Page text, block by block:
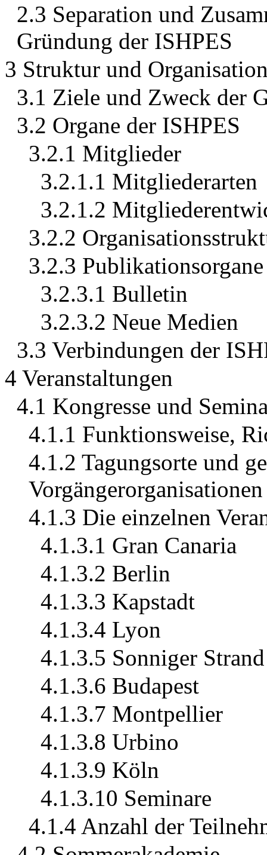
2.3 Separation und
Gründung der ISHPES
3 Struktur und
3.1 Ziele und Zweck der
3.2 Organe der ISHPES
3.2.1 Mitglieder
3.2.1.1 Mitgliederarten
3.2.1.2
3.2.2
3.2.3 Publikationsorgane
3.2.3.1 Bulletin
3.2.3.2 Neue Medien
3.3 Verbindungen der
4 Veranstaltungen
4.1 Kongresse und
4.1.1 Funktionsweise,
4.1.2 Tagungsorte und
Vorgängerorganisationen
4.1.3 Die einzelnen
4.1.3.1 Gran Canaria
4.1.3.2 Berlin
4.1.3.3 Kapstadt
4.1.3.4 Lyon
4.1.3.5 Sonniger Strand
4.1.3.6 Budapest
4.1.3.7 Montpellier
4.1.3.8 Urbino
4.1.3.9 Köln
4.1.3.10 Seminare
4.1.4 Anzahl der